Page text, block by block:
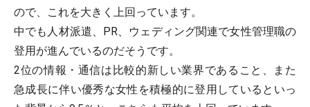
ので、これを大きく上回っています。
中でも人材派遣、PR、ウェディング関連で女性管理職の
登用が進んでいるのだそうです。
2位の情報・通信は比較的新しい業界であること、また
急成長に伴い優秀な女性を積極的に登用しているといっ